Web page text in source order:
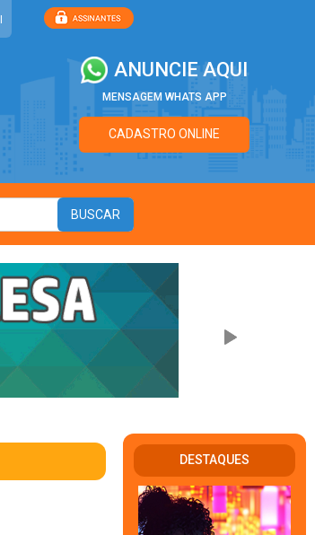
ANUNCIE AQUI
MENSAGEM WHATS APP
CADASTRO ONLINE
DESTAQUES